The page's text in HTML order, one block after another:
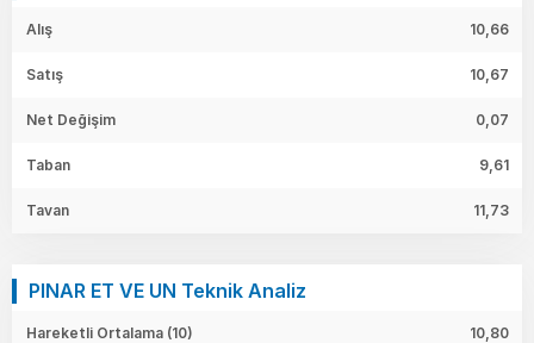
Alış 10,66
Satış 10,67
Net Değişim 0,07
Taban 9,61
Tavan 11,73
PINAR ET VE UN Teknik Analiz
Hareketli Ortalama (10) 10,80